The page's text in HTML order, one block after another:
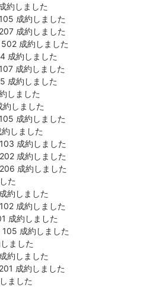
約しました
成約しました
成約しました
成約しました
成約しました
成約しました
成約しました
しました
しました
成約しました
しました
成約しました
成約しました
成約しました
た
約しました
成約しました
成約しました
成約しました
ました
約しました
成約しました
ました